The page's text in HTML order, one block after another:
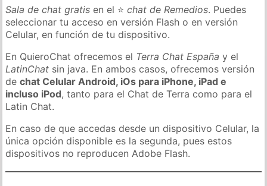
Sala de chat gratis en el ⭐chat de Remedios. Puedes
seleccionar tu acceso en versión Flash o en versión
Celular, en función de tu dispositivo.
En QuieroChat ofrecemos el Terra Chat España y el
LatinChat sin java. En ambos casos, ofrecemos versión
dechat Celular Android, iOs para iPhone, iPad e
incluso iPod, tanto para el Chat de Terra como para el
Latin Chat.
En caso de que accedas desde un dispositivo Celular, la
única opción disponible es la segunda, pues estos
dispositivos no reproducen Adobe Flash.